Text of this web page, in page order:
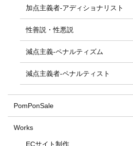
加点主義者-アディショナリスト
性善説・性悪説
減点主義-ペナルティズム
減点主義者-ペナルティスト
PomPonSale
Works
ECサイト制作